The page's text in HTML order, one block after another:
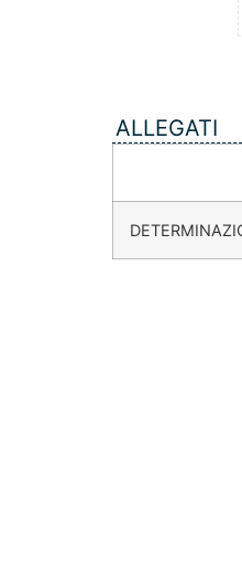
ALLEGATI